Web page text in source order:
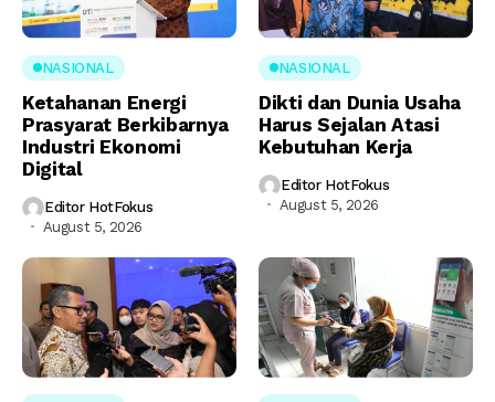
NASIONAL
Ketahanan Energi
Prasyarat Berkibarnya
Industri Ekonomi
Digital
Editor HotFokus
August 5, 2026
NASIONAL
Dikti dan Dunia Usaha
Harus Sejalan Atasi
Kebutuhan Kerja
Editor HotFokus
August 5, 2026